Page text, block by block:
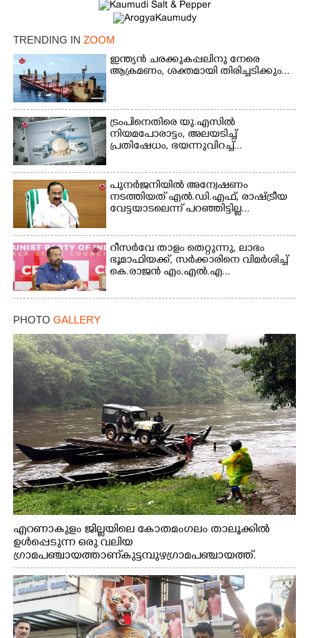
TRENDING IN ZOOM
ഇന്ത്യൻ ചരക്കുകപ്പലിനു നേരെ
ആക്രമണം, ശക്തമായി തിരിച്ചടിക്കും...
ട്രംപിനെതിരെ യു.എസിൽ
നിയമപോരാട്ടം, അലയടിച്ച്
പ്രതിഷേധം, ഭയന്നുവിറച്ച്...
പുനർജനിയിൽ അന്വേഷണം
നടത്തിയത് എൽ.ഡി.എഫ്, രാഷ്ട്രീയ
വേട്ടയാടലെന്ന് പറഞ്ഞിട്ടില്ല...
റീസർവേ താളം തെറ്റുന്നു, ലാഭം
ഭൂമാഫിയക്ക്, സർക്കാരിനെ വിമർശിച്ച്
കെ.രാജൻ എം.എൽ.എ...
PHOTO GALLERY
എറണാകുളം ജില്ലയിലെ കോതമംഗലം താലൂക്കിൽ
ഉൾപ്പെടുന്ന ഒരു വലിയ
ഗ്രാമപഞ്ചായത്താണ് കുട്ടമ്പുഴ ഗ്രാമ പഞ്ചായത്ത്.
ആദിവാസി ഊരുകളായ വെള്ളാരംകുത്ത്, കത്തിപ്പാറ,
ഉറിയംപെട്ടി, തേക്കല്ല്, വെട്ടിക്കല്ല്, മഞ്ചപ്പാറ എന്നീ ആറു
സ്ഥലങ്ങളിലേക്കുള്ള പ്രധാന സഞ്ചാര മാർഗമാണ് ഈ
കാണുന്ന കടത്ത് വള്ളം